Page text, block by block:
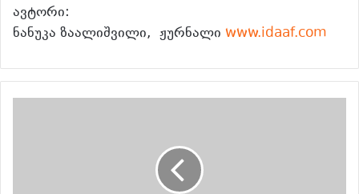
ავტორი:
ნანუკა ზაალიშვილი, ჟურნალი www.idaaf.com